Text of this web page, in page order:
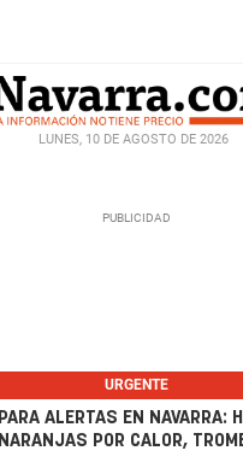
LUNES, 10 DE AGOSTO DE 2026
URGENTE
ALERTAS EN NAVARRA:
POR CALOR,